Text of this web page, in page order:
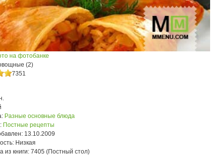
на фотобанке
(2)
7351
Разные основные блюда
Постные рецепты
13.10.2009
Низкая
из книги: 7405 (Постный стол)